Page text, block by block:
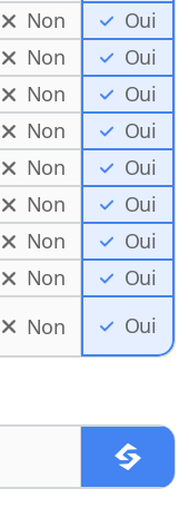
Non
Oui
Non
Oui
Non
Oui
Non
Oui
Non
Oui
Non
Oui
Non
Oui
Non
Oui
Non Oui